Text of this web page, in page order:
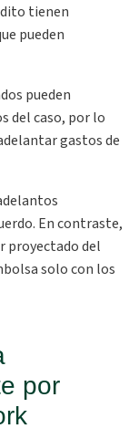
tienen
pueden
pueden
del caso, por lo
gastos de
En contraste,
proyectado del
solo con los
por